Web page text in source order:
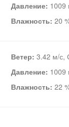
Давление: 1009
Влажность: 20
Ветер: 3.42 м/с,
Давление: 1009
Влажность: 22